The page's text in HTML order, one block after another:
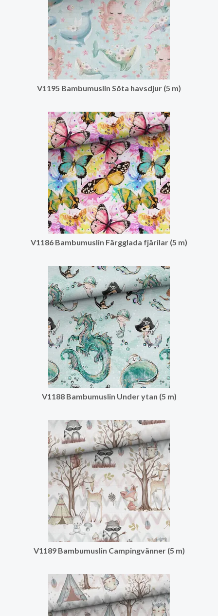
V1195 Bambumuslin Söta havsdjur (5 m)
V1186 Bambumuslin Färgglada fjärilar (5 m)
V1188 Bambumuslin Under ytan (5 m)
V1189 Bambumuslin Campingvänner (5 m)